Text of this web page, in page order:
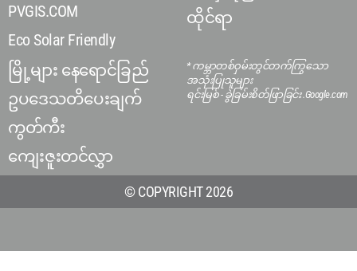
PVGIS.COM
Eco Solar Friendly
မြို့များ နေရောင်ခြည်
ဥပဒေသတိပေးချက်
ကွတ်ကီး
ကျေးဇူးတင်လွှာ
ထိုင်ရာ
* ကမ္ဘာတစ်ဝှမ်းတွင်တက်ကြွသော
အသုံးပြုသူများ
ရင်းမြစ် - ခွဲခြမ်းစိတ်ဖြာခြင်း .Google.com
© COPYRIGHT 2026